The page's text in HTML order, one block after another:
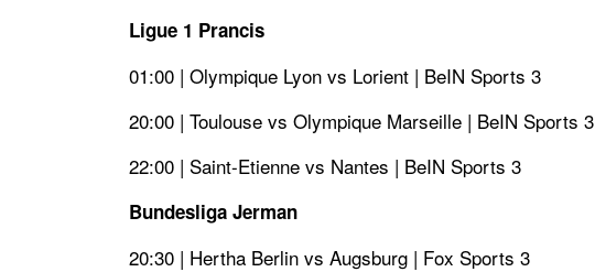
Ligue 1 Prancis
01:00 | Olympique Lyon vs Lorient | BeIN Sports 3
20:00 | Toulouse vs Olympique Marseille | BeIN Sports 3
22:00 | Saint-Etienne vs Nantes | BeIN Sports 3
Bundesliga Jerman
20:30 | Hertha Berlin vs Augsburg | Fox Sports 3